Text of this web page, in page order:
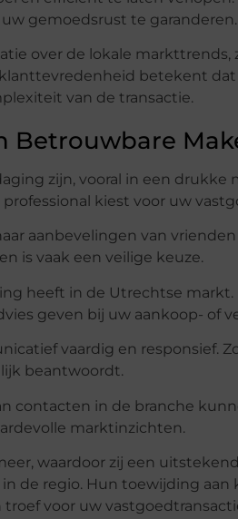
gemoedsrust te garanderen.
over de lokale
betekent dat
van de transactie.
Betrouwbare
zijn, vooral in een drukke
kiest voor uw
aanbevelingen van
is vaak een veilige keuze.
heeft in de Utrechtse
geven bij uw aankoop- of
vaardig en responsief.
beantwoordt.
contacten in de branche
marktinzichten.
waardoor zij een
de regio. Hun toewijding
voor uw